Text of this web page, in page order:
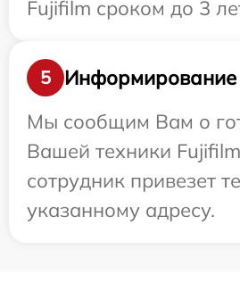
Fujifilm сроком до 3
5
Информирование
Мы сообщим Вам о
Вашей техники
сотрудник привезет
указанному адресу.